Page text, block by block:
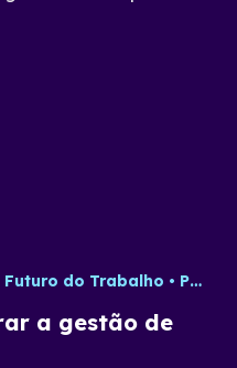
Futuro do Trabalho Processos
a gestão de